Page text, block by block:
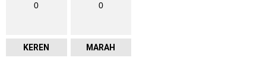
0
KEREN
0
MARAH